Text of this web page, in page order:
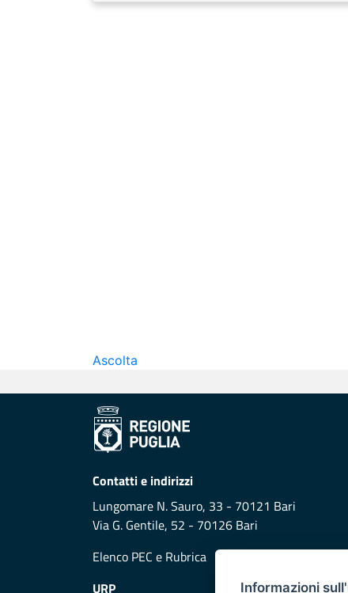
Ascolta
Contatti e indirizzi
Lungomare N. Sauro, 33 - 70121 Bari
Via G. Gentile, 52 - 70126 Bari
Elenco PEC e Rubrica
URP Informazioni